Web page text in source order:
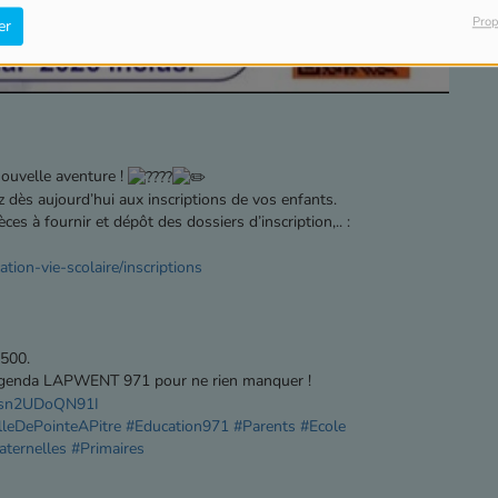
aventure !
aujourd’hui aux inscriptions de vos enfants.
à fournir et dépôt des dossiers d’inscription,.. :
vie-scolaire/inscriptions
LAPWENT 971 pour ne rien manquer !
#Education971 #Parents #Ecole
#Primaires